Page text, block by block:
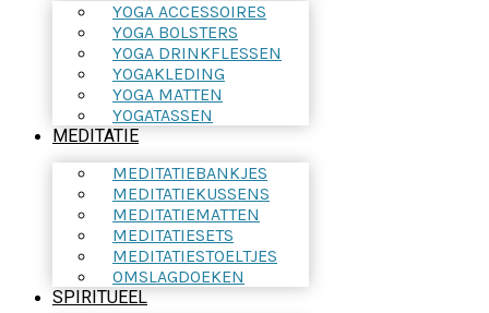
YOGA ACCESSOIRES
YOGA BOLSTERS
YOGA DRINKFLESSEN
YOGAKLEDING
YOGA MATTEN
YOGATASSEN
MEDITATIE
MEDITATIEBANKJES
MEDITATIEKUSSENS
MEDITATIEMATTEN
MEDITATIESETS
MEDITATIESTOELTJES
OMSLAGDOEKEN
SPIRITUEEL